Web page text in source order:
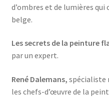
d’ombres et de lumières
belge.
Les secrets de la peinture
par un expert.
René Dalemans, spécialiste
les chefs-d’œuvre de la